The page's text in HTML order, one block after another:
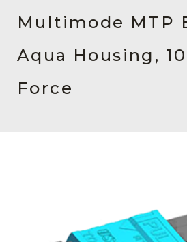
关于我们
Multimode MTP
Aqua Housing,
Force